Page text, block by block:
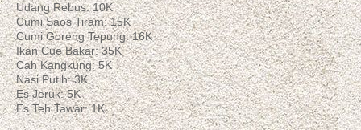
Udang Rebus: 10K
Cumi Saos Tiram: 15K
Cumi Goreng Tepung: 16K
Ikan Cue Bakar: 35K
Cah Kangkung: 5K
Nasi Putih: 3K
Es Jeruk: 5K
Es Teh Tawar: 1K